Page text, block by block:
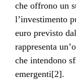
che offrono un
l’investimento
euro previsto
rappresenta
che intendono
emergenti[2].